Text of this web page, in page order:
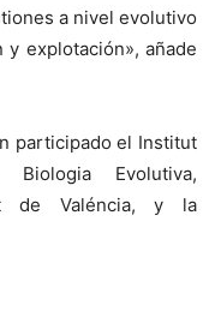
a nivel evolutivo
explotación», añade
participado el Institut
Evolutiva,
de Valéncia, y la